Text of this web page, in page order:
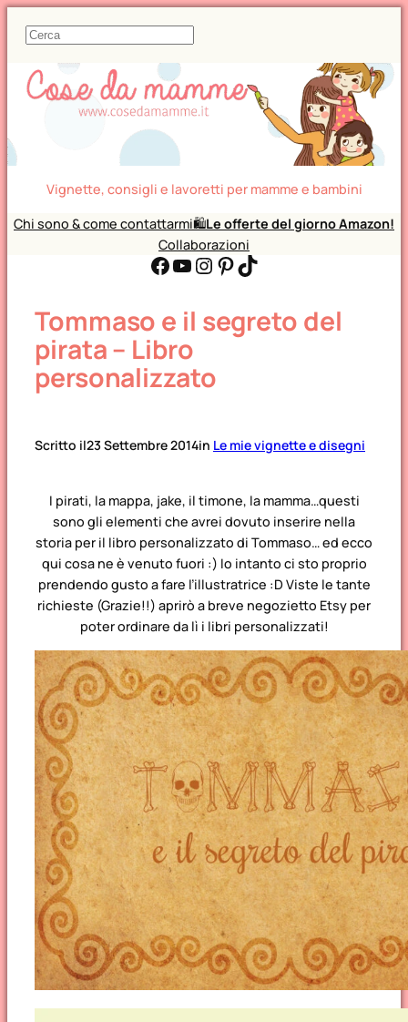
C
r
c
Vignette, consigli e lavoretti per mamme e bambini
Chi sono & come contattarmi🛍️Le offerte del giorno Amazon!
Collaborazioni
Facebook YouTube Instagram Pinterest TikTok
Tommaso e il segreto del
pirata – Libro
personalizzato
Scritto il23 Settembre 2014in Le mie vignette e disegni
I pirati, la mappa, jake, il timone, la mamma…questi
sono gli elementi che avrei dovuto inserire nella
storia per il libro personalizzato di Tommaso… ed ecco
qui cosa ne è venuto fuori :) Io intanto ci sto proprio
prendendo gusto a fare l’illustratrice :D Viste le tante
richieste (Grazie!!) aprirò a breve negozietto Etsy per
poter ordinare da lì i libri personalizzati!